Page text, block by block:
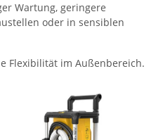
Wartung, geringere
oder in sensiblen
Flexibilität im Außenbereich.